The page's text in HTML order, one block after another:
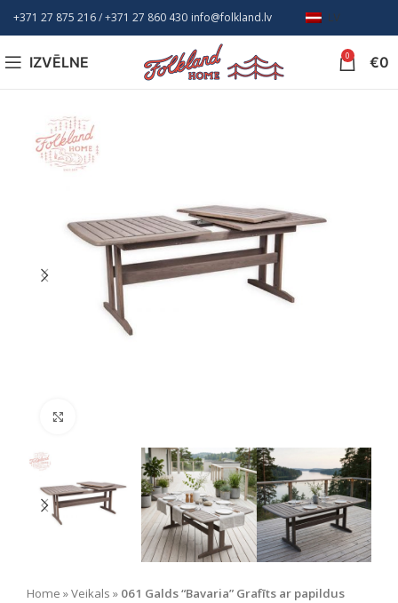
+371 27 875 216/ +371 27 860 430 info@folkland.lv LV
IZVĒLNE 0 €0
Home »Veikals » 061 Galds “Bavaria” Grafīts ar papildus